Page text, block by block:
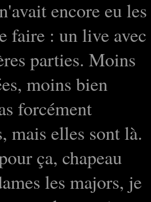
encore eu les
faire : un live avec
parties. Moins
moins bien
forcément
mais elles sont là.
ça, chapeau
les majors, je